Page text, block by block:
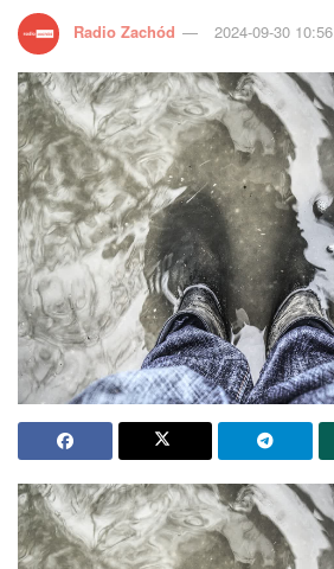
Radio Zachód 2024-09-30 10:56